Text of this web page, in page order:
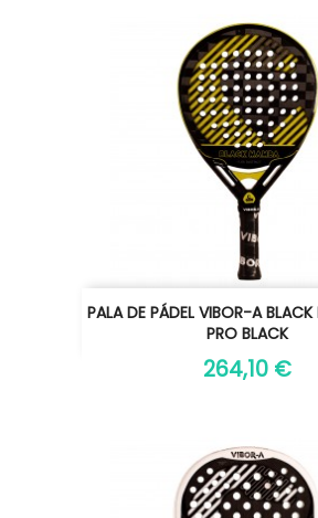
PALA DE PÁDEL VIBOR-A
PRO BLACK
264,10 €